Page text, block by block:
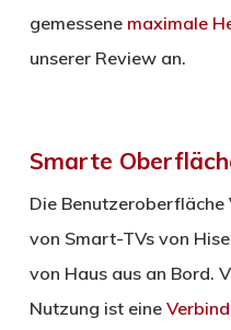
gemessene maximale
unserer Review an.
Smarte
Die Benutzeroberfläche
von Smart-TVs von
von Haus aus an Bord.
Nutzung ist eine